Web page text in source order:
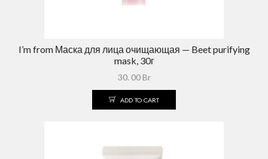
I’m from Маска для лица очищающая — Beet purifying
mask, 30г
30. 00Br
ADD TO CART